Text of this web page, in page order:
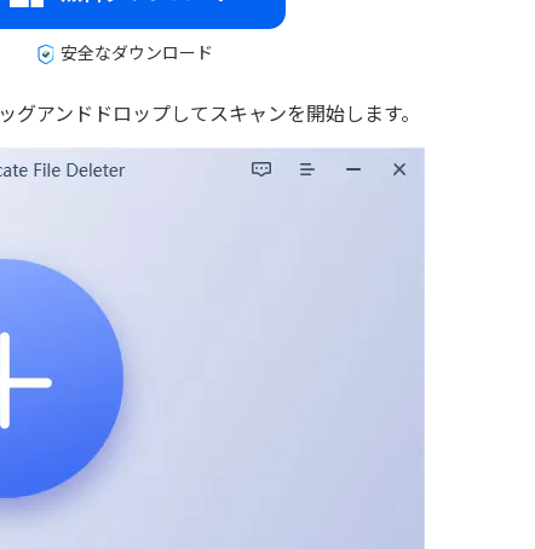
安全なダウンロード
アンドドロップしてスキャンを開始します。